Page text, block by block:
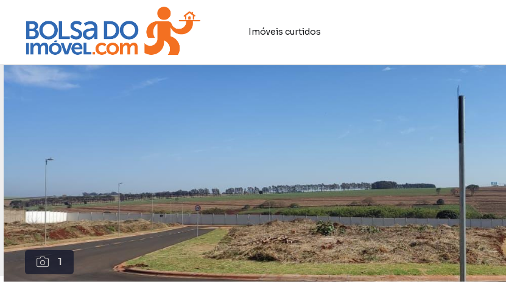
Imóveis curtidos
1